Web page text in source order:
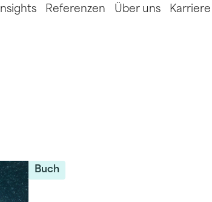
Insights Referenzen Über uns Karriere
Buch